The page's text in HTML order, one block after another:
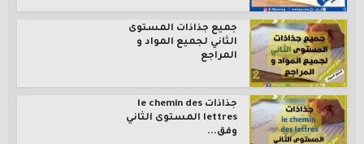
جميع جذاذات المستوى
الثاني لجميع المواد و
المراجع
جذاذات le chemin des
lettres المستوى الثاني
وفق...